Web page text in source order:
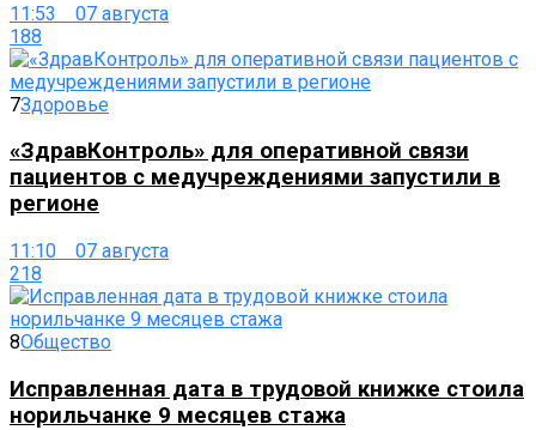
11:53 07 августа
188
7Здоровье
«ЗдравКонтроль» для оперативной связи
пациентов с медучреждениями запустили в
регионе
11:10 07 августа
218
8Общество
Исправленная дата в трудовой книжке стоила
норильчанке 9 месяцев стажа